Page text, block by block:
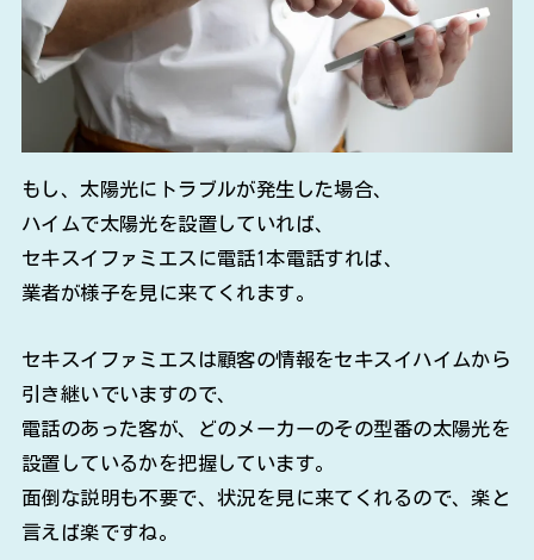
もし、太陽光にトラブルが発生した場合、
ハイムで太陽光を設置していれば、
セキスイファミエスに電話1本電話すれば、
業者が様子を見に来てくれます。
セキスイファミエスは顧客の情報をセキスイハイムから
引き継いでいますので、
電話のあった客が、どのメーカーのその型番の太陽光を
設置しているかを把握しています。
面倒な説明も不要で、状況を見に来てくれるので、楽と
言えば楽ですね。